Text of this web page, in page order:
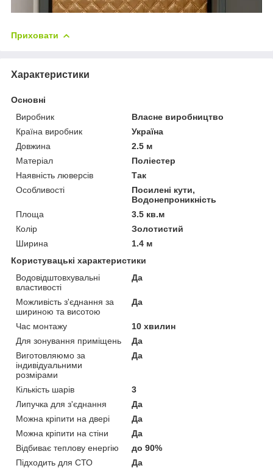
Приховати
Характеристики
Основні
Виробник
Власне виробництво
Країна виробник
Україна
Довжина
2.5 м
Матеріал
Поліестер
Наявність люверсів
Так
Особливості
Посилені кути,
Водонепроникність
Площа
3.5 кв.м
Колір
Золотистий
Ширина
1.4 м
Користувацькі характеристики
Водовідштовхувальні
властивості
Да
Можливість з'єднання за
шириною та висотою
Да
Час монтажу
10 хвилин
Для зонування приміщень
Да
Виготовляюмо за
індивідуальними
розмірами
Да
Кількість шарів
3
Липучка для з'єднання
Да
Можна кріпити на двері
Да
Можна кріпити на стіни
Да
Відбиває теплову енергію
до 90%
Підходить для СТО
Да